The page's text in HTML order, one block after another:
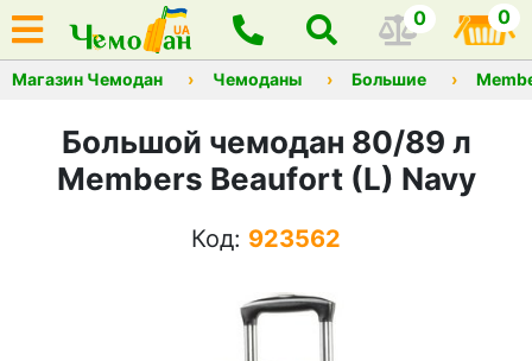
0 0
Магазин Чемодан Чемоданы Большие
Большой чемодан 80/89 л
Members Beaufort (L) Navy
Код: 923562